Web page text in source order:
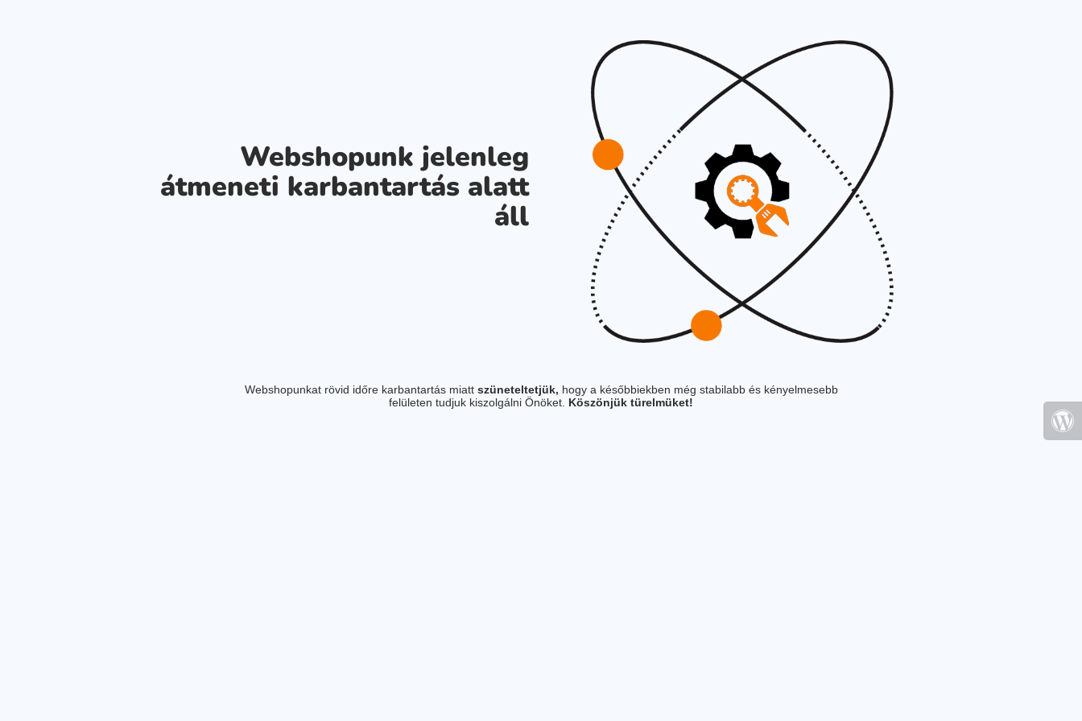
Webshopunk jelenleg
átmeneti karbantartás alatt
áll
Webshopunkat rövid időre karbantartás miatt szüneteltetjük, hogy a későbbiekben még stabilabb és kényelmesebb
felületen tudjuk kiszolgálni Önöket. Köszönjük türelmüket!